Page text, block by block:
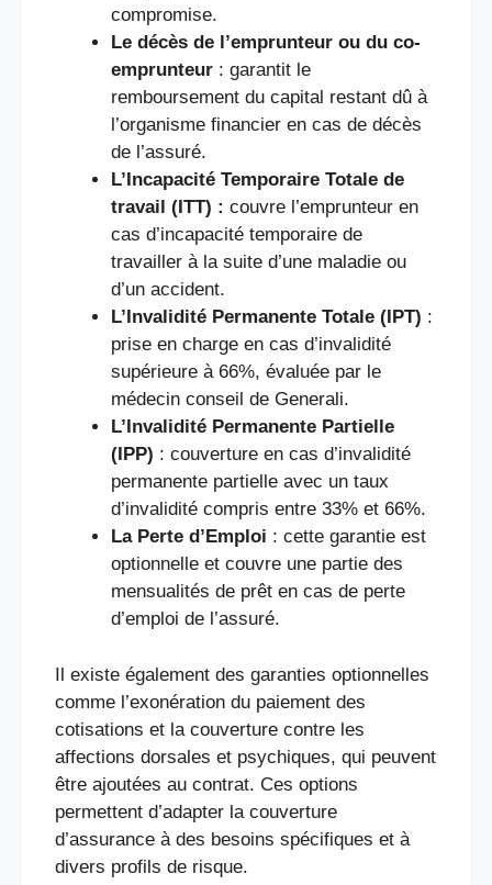
compromise.
Le décès de l’emprunteur ou du co-
emprunteur : garantit le
remboursement du capital restant dû à
l’organisme financier en cas de décès
de l’assuré.
L’Incapacité Temporaire Totale de
travail (ITT) : couvre l’emprunteur en
cas d’incapacité temporaire de
travailler à la suite d’une maladie ou
d’un accident.
L’Invalidité Permanente Totale (IPT) :
prise en charge en cas d’invalidité
supérieure à 66%, évaluée par le
médecin conseil de Generali.
L’Invalidité Permanente Partielle
(IPP) : couverture en cas d’invalidité
permanente partielle avec un taux
d’invalidité compris entre 33% et 66%.
La Perte d’Emploi : cette garantie est
optionnelle et couvre une partie des
mensualités de prêt en cas de perte
d’emploi de l’assuré.
Il existe également des garanties optionnelles
comme l’exonération du paiement des
cotisations et la couverture contre les
affections dorsales et psychiques, qui peuvent
être ajoutées au contrat. Ces options
permettent d’adapter la couverture
d’assurance à des besoins spécifiques et à
divers profils de risque.